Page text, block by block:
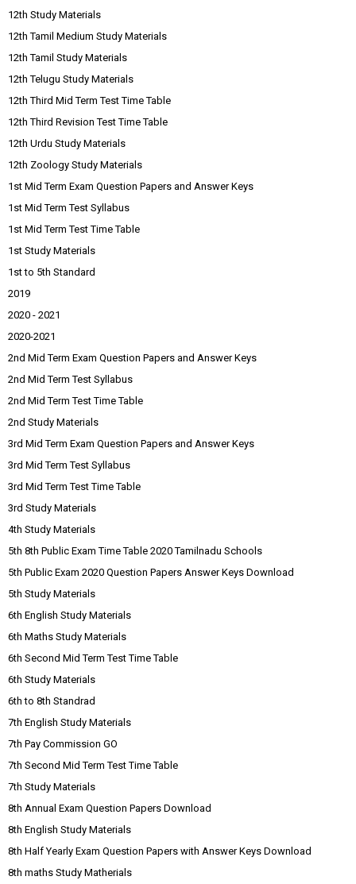
12th Study Materials
12th Tamil Medium Study Materials
12th Tamil Study Materials
12th Telugu Study Materials
12th Third Mid Term Test Time Table
12th Third Revision Test Time Table
12th Urdu Study Materials
12th Zoology Study Materials
1st Mid Term Exam Question Papers and Answer Keys
1st Mid Term Test Syllabus
1st Mid Term Test Time Table
1st Study Materials
1st to 5th Standard
2019
2020 - 2021
2020-2021
2nd Mid Term Exam Question Papers and Answer Keys
2nd Mid Term Test Syllabus
2nd Mid Term Test Time Table
2nd Study Materials
3rd Mid Term Exam Question Papers and Answer Keys
3rd Mid Term Test Syllabus
3rd Mid Term Test Time Table
3rd Study Materials
4th Study Materials
5th 8th Public Exam Time Table 2020 Tamilnadu Schools
5th Public Exam 2020 Question Papers Answer Keys Download
5th Study Materials
6th English Study Materials
6th Maths Study Materials
6th Second Mid Term Test Time Table
6th Study Materials
6th to 8th Standrad
7th English Study Materials
7th Pay Commission GO
7th Second Mid Term Test Time Table
7th Study Materials
8th Annual Exam Question Papers Download
8th English Study Materials
8th Half Yearly Exam Question Papers with Answer Keys Download
8th maths Study Matherials